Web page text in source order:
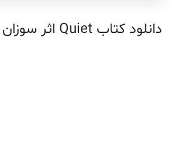
دانلود کتاب Quiet اثر سوزان کین